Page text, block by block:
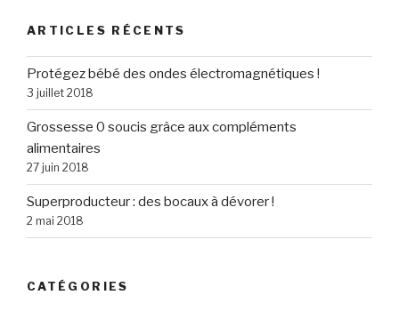
ARTICLES RÉCENTS
Protégez bébé des ondes électromagnétiques !
3 juillet 2018
Grossesse 0 soucis grâce aux compléments
alimentaires
27 juin 2018
Superproducteur : des bocaux à dévorer !
2 mai 2018
CATÉGORIES